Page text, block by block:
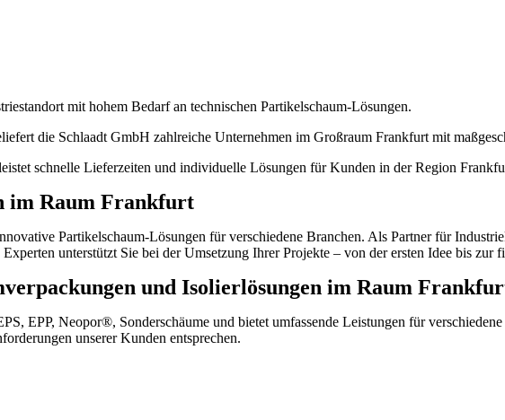
mit hohem Bedarf an technischen Partikelschaum-Lösungen.
die Schlaadt GmbH zahlreiche Unternehmen im Großraum Frankfurt mit
schnelle Lieferzeiten und individuelle Lösungen für Kunden in der Region
im Raum Frankfurt
Partikelschaum-Lösungen für verschiedene Branchen. Als Partner für
unterstützt Sie bei der Umsetzung Ihrer Projekte – von der ersten Idee bis zur
und Isolierlösungen im Raum
EPP, Neopor®, Sonderschäume und bietet umfassende Leistungen für
unserer Kunden entsprechen.